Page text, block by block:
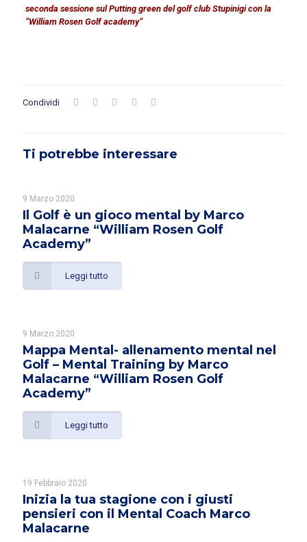
seconda sessione sul Putting green del golf club Stupinigi con la
“William Rosen Golf academy”
Condividi
Ti potrebbe interessare
9 Marzo 2020
Il Golf è un gioco mental by Marco
Malacarne “William Rosen Golf
Academy”
Leggi tutto
9 Marzo 2020
Mappa Mental- allenamento mental nel
Golf – Mental Training by Marco
Malacarne “William Rosen Golf
Academy”
Leggi tutto
19 Febbraio 2020
Inizia la tua stagione con i giusti
pensieri con il Mental Coach Marco
Malacarne